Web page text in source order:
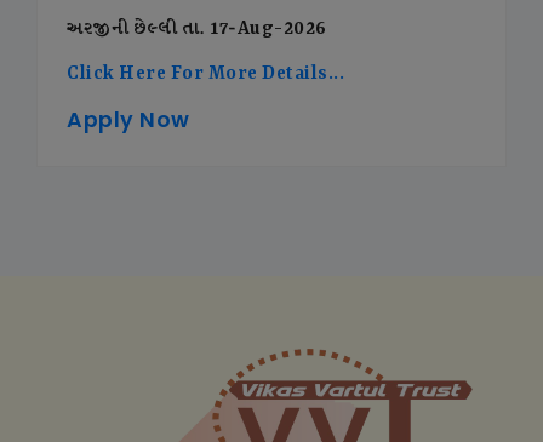
અરજીની છેલ્લી તા. 17-Aug-2026
Click Here For More Details...
Apply Now